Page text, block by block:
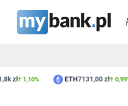
zł 1,10% ETH7131,00 zł